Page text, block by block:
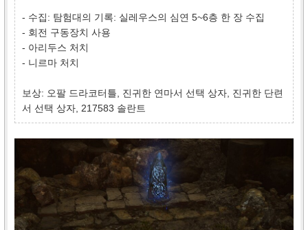
- 수집: 탐험대의 기록: 실레우스의 심연 5~6층 한 장 수집
- 회전 구동장치 사용
- 아리두스 처치
- 니르마 처치
보상: 오팔 드라코터틀, 진귀한 연마서 선택 상자, 진귀한 단련
서 선택 상자, 217583 솔란트